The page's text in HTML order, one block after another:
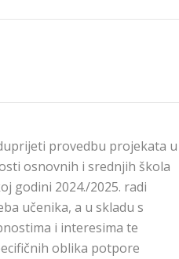
provedbu projekata u
osnovnih i srednjih škola
godini 2024./2025. radi
učenika, a u skladu s
i interesima te
oblika potpore